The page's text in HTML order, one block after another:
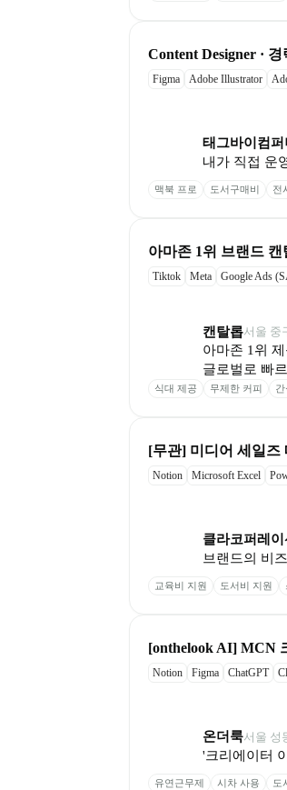
Content Designer ·
Figma
Adobe Illustrator
태그바이컴퍼
내가 직접 운
맥북 프로 도서구매비 전
아마존 1위 브랜드 캔
Tiktok
Meta Google Ads
캔탈롭서울 중
아마존 1위
글로벌로 빠
식대 제공 무제한 커피 간
[무관] 미디어 세일즈
Notion
Microsoft Excel
클라코퍼레이
브랜드의 비
교육비 지원 도서비 지원
[onthelook AI] MCN
Notion
Figma ChatGPT
온더룩서울 성
'크리에이터
유연근무제 시차 사용 도